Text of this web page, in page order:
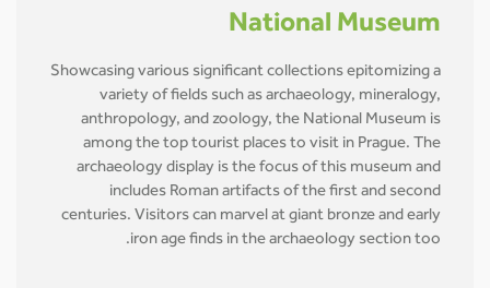
National Museum
Showcasing various significant collections epitomizing a
variety of fields such as archaeology, mineralogy,
anthropology, and zoology, the National Museum is
among the top tourist places to visit in Prague. The
archaeology display is the focus of this museum and
includes Roman artifacts of the first and second
centuries. Visitors can marvel at giant bronze and early
iron age finds in the archaeology section too.